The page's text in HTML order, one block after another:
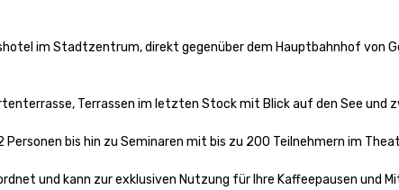
im Stadtzentrum, direkt gegenüber dem Hauptbahnhof von
Terrassen im letzten Stock mit Blick auf den See
bis hin zu Seminaren mit bis zu 200 Teilnehmern im
und kann zur exklusiven Nutzung für Ihre Kaffeepausen und